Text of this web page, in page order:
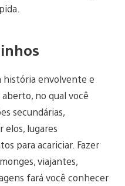
história envolvente e
no qual você
secundárias,
elos, lugares
para acariciar. Fazer
viajantes,
fará você conhecer